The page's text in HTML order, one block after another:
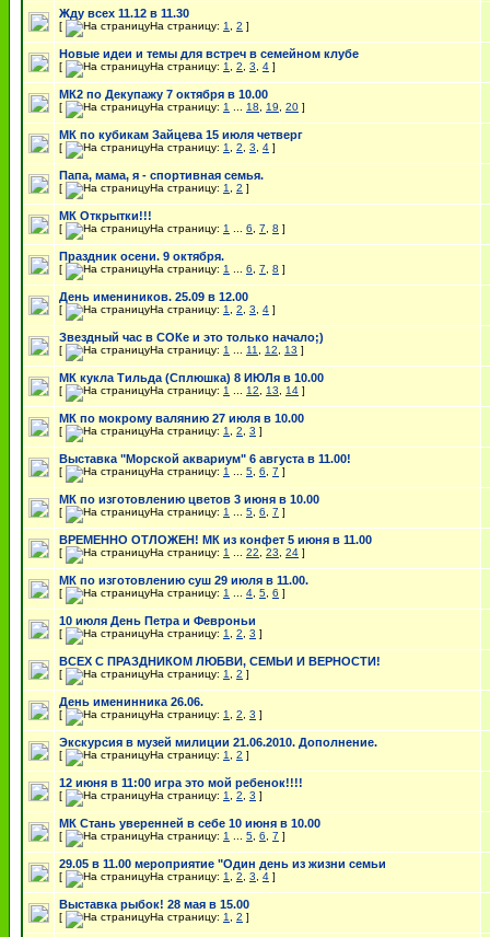
Жду всех 11.12 в 11.30
[ На страницу: 1 2 ]
Новые идеи и темы для встреч в семейном клубе
[ На страницу: 1 2 3 4 ]
МК2 по Декупажу 7 октября в 10.00
[ На страницу: 1 18 19 20 ]
МК по кубикам Зайцева 15 июля четверг
[ На страницу: 1 2 3 4 ]
Папа, мама, я - спортивная семья.
[ На страницу: 1 2 ]
МК Открытки!!!
[ На страницу: 1 6 7 8 ]
Праздник осени. 9 октября.
[ На страницу: 1 6 7 8 ]
День имениников. 25.09 в 12.00
[ На страницу: 1 2 3 4 ]
Звездный час в СОКе и это только начало;)
[ На страницу: 1 11 12 13 ]
МК кукла Тильда (Сплюшка) 8 ИЮЛя в 10.00
[ На страницу: 1 12 13 14 ]
МК по мокрому валянию 27 июля в 10.00
[ На страницу: 1 2 3 ]
Выставка "Морской аквариум" 6 августа в 11.00!
[ На страницу: 1 5 6 7 ]
МК по изготовлению цветов 3 июня в 10.00
[ На страницу: 1 5 6 7 ]
ВРЕМЕННО ОТЛОЖЕН! МК из конфет 5 июня в 11.00
[ На страницу: 1 22 23 24 ]
МК по изготовлению суш 29 июля в 11.00.
[ На страницу: 1 4 5 6 ]
10 июля День Петра и Февроньи
[ На страницу: 1 2 3 ]
ВСЕХ С ПРАЗДНИКОМ ЛЮБВИ, СЕМЬИ И ВЕРНОСТИ!
[ На страницу: 1 2 ]
День именинника 26.06.
[ На страницу: 1 2 3 ]
Экскурсия в музей милиции 21.06.2010. Дополнение.
[ На страницу: 1 2 ]
12 июня в 11:00 игра это мой ребенок!!!!
[ На страницу: 1 2 3 ]
МК Стань уверенней в себе 10 июня в 10.00
[ На страницу: 1 5 6 7 ]
29.05 в 11.00 мероприятие "Один день из жизни семьи
[ На страницу: 1 2 3 4 ]
Выставка рыбок! 28 мая в 15.00
[ На страницу: 1 2 ]